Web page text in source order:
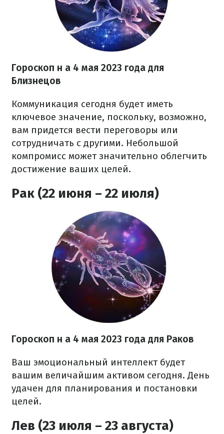
Гороскоп н а 4 мая 2023 года для
Близнецов
Коммуникация сегодня будет иметь
ключевое значение, поскольку, возможно,
вам придется вести переговоры или
сотрудничать с другими. Небольшой
компромисс может значительно облегчить
достижение ваших целей.
Рак (22 июня – 22 июля)
Гороскоп н а 4 мая 2023 года для Раков
Ваш эмоциональный интеллект будет
вашим величайшим активом сегодня. День
удачен для планирования и постановки
целей.
Лев (23 июля – 23 августа)